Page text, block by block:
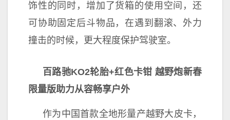
饰性的同时，增加了货箱的使用空间，还
可协助固定后斗物品，在遇到翻滚、外力
撞击的时候，更大程度保护驾驶室。
百路驰KO2轮胎+红色卡钳 越野炮新春
限量版助力从容畅享户外
作为中国首款全地形量产越野大皮卡，